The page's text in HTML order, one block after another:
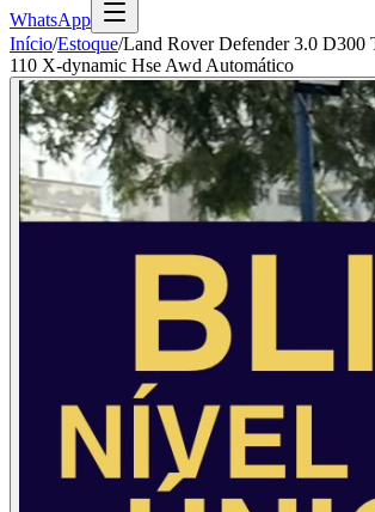
WhatsApp
Início/Estoque/Land Rover Defender 3.0 D300
110 X-dynamic Hse Awd Automático